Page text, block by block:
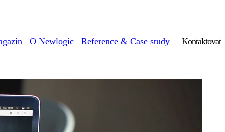
O Newlogic Reference & Case study Kontaktovat